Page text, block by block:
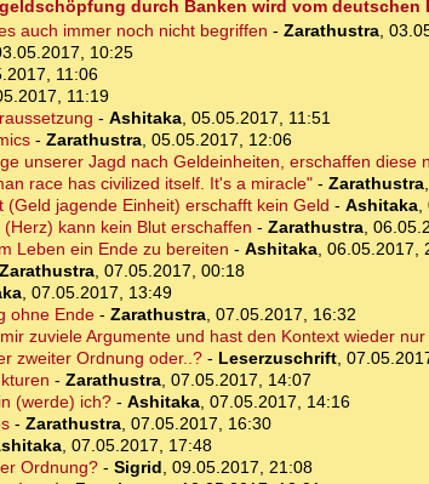
durch Banken wird vom deutschen
auch immer noch nicht begriffen - Zarathustra,
10:25
11:06
11:19
- Ashitaka, 05.05.2017, 11:51
- Zarathustra, 05.05.2017, 12:06
unserer Jagd nach Geldeinheiten, erschaffen diese
race has civilized itself. It's a miracle"- Zarathustra,
(Geld jagende Einheit) erschafft kein Geld - Ashitaka,
kann kein Blut erschaffen - Zarathustra,
Leben ein Ende zu bereiten - Ashitaka, 06.05.2017,
Zarathustra, 07.05.2017, 00:18
, 07.05.2017, 13:49
ohne Ende- Zarathustra, 07.05.2017, 16:32
zuviele Argumente und hast den Kontext wieder
zweiter Ordnung oder..?- Leserzuschrift,
- Zarathustra, 07.05.2017, 14:07
(werde) ich?- Ashitaka, 07.05.2017, 14:16
- Zarathustra, 07.05.2017, 16:30
, 07.05.2017, 17:48
Ordnung?- Sigrid, 09.05.2017, 21:08